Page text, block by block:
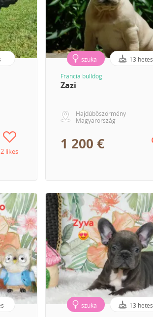
2 likes
szuka 13 hetes
Francia bulldog
Zazi
Hajdúböszörmény
Magyarország
1 200 €
szuka 13 hetes